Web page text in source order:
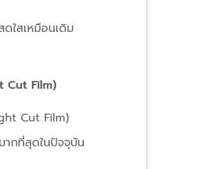
ใสเหมือนเดิม
Cut Film)
Cut Film)
ากที่สุดในปัจจุบัน